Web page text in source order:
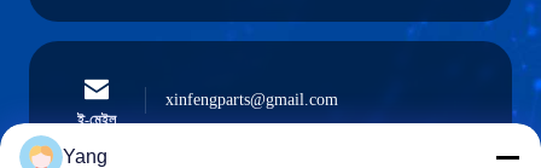
ই-মেইল
xinfengparts@gmail.com
Yang